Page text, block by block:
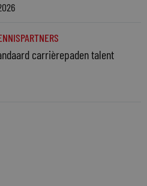
carrièrepaden talent